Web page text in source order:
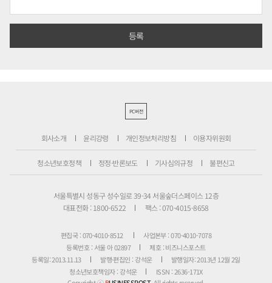
PC버전
회사소개 윤리강령 개인정보처리방침 이용자위원회
청소년보호정책 정정·반론보도 기사심의규정 불편신고
서울특별시 성동구 성수일로 39-34 서울숲더스페이스 12층
대표전화 : 1800-6522
팩스 : 070-4015-8658
편집국 : 070-4010-8512
사업본부 : 070-4010-7078
등록번호 : 서울 아 02897
제호 : 비즈니스포스트
등록일: 2013.11.13
발행·편집인 : 강석운
발행일자: 2013년 12월 2일
청소년보호책임자 : 강석운
ISSN : 2636-171X